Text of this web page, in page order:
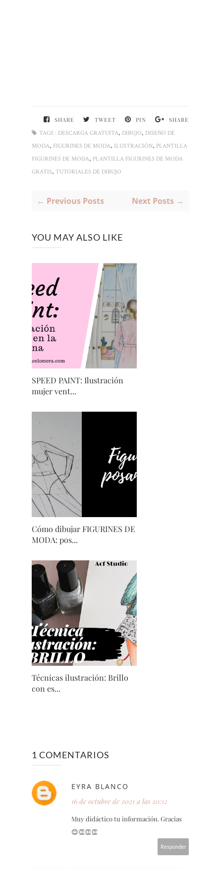
SHARE TWEET PIN
SHARE
TAGS : DESCARGA GRATUITA, DIBUJO, DISEÑO DE
MODA, FIGURINES DE MODA, ILUSTRACIÓN, PLANTILLA
FIGURINES DE MODA, PLANTILLA FIGURINES DE MODA
GRATIS, TUTORIALES DE DIBUJO
← Previous Posts Next Posts →
YOU MAY ALSO LIKE
SPEED PAINT: Ilustración
mujer vent...
Cómo dibujar FIGURINES DE
MODA: pos...
Técnicas ilustración: Brillo
con es...
1 COMENTARIOS
EYRA BLANCO
16 de octubre de 2021 a las 20:12
Muy didáctico tu información. Gracias
😊👏👏👏
Responder